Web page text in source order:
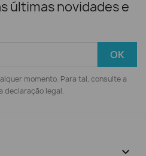
últimas novidades e
momento. Para tal, consulte a
declaração legal.
